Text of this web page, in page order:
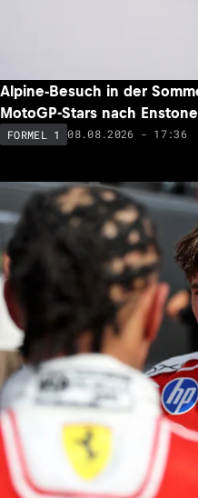
Alpine-Besuch in der
MotoGP-Stars nach Enstone
FORMEL 1 08.08.2026 - 17:36